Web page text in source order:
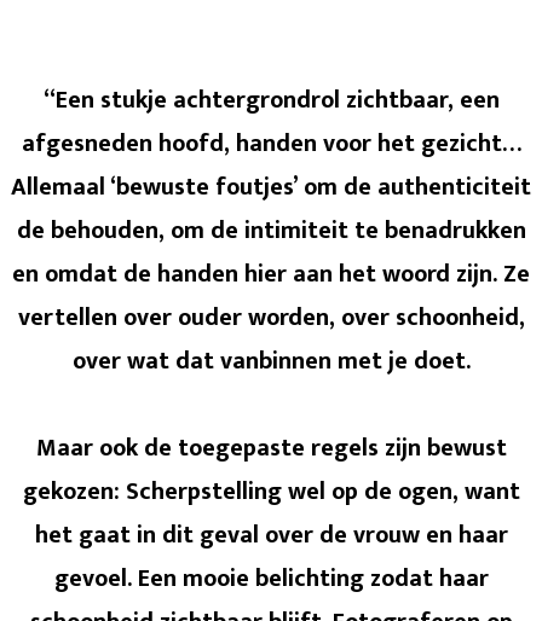
“Een stukje achtergrondrol zichtbaar, een
afgesneden hoofd, handen voor het gezicht…
Allemaal ‘bewuste foutjes’ om de authenticiteit
de behouden, om de intimiteit te benadrukken
en omdat de handen hier aan het woord zijn. Ze
vertellen over ouder worden, over schoonheid,
over wat dat vanbinnen met je doet.
Maar ook de toegepaste regels zijn bewust
gekozen: Scherpstelling wel op de ogen, want
het gaat in dit geval over de vrouw en haar
gevoel. Een mooie belichting zodat haar